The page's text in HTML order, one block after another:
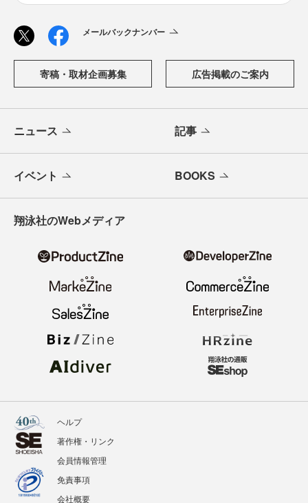
メールバックナンバー
寄稿・取材企画募集 広告掲載のご案内
ニュース 記事
イベント BOOKS
翔泳社のWebメディア
ヘルプ
著作権・リンク
会員情報管理
免責事項
会社概要